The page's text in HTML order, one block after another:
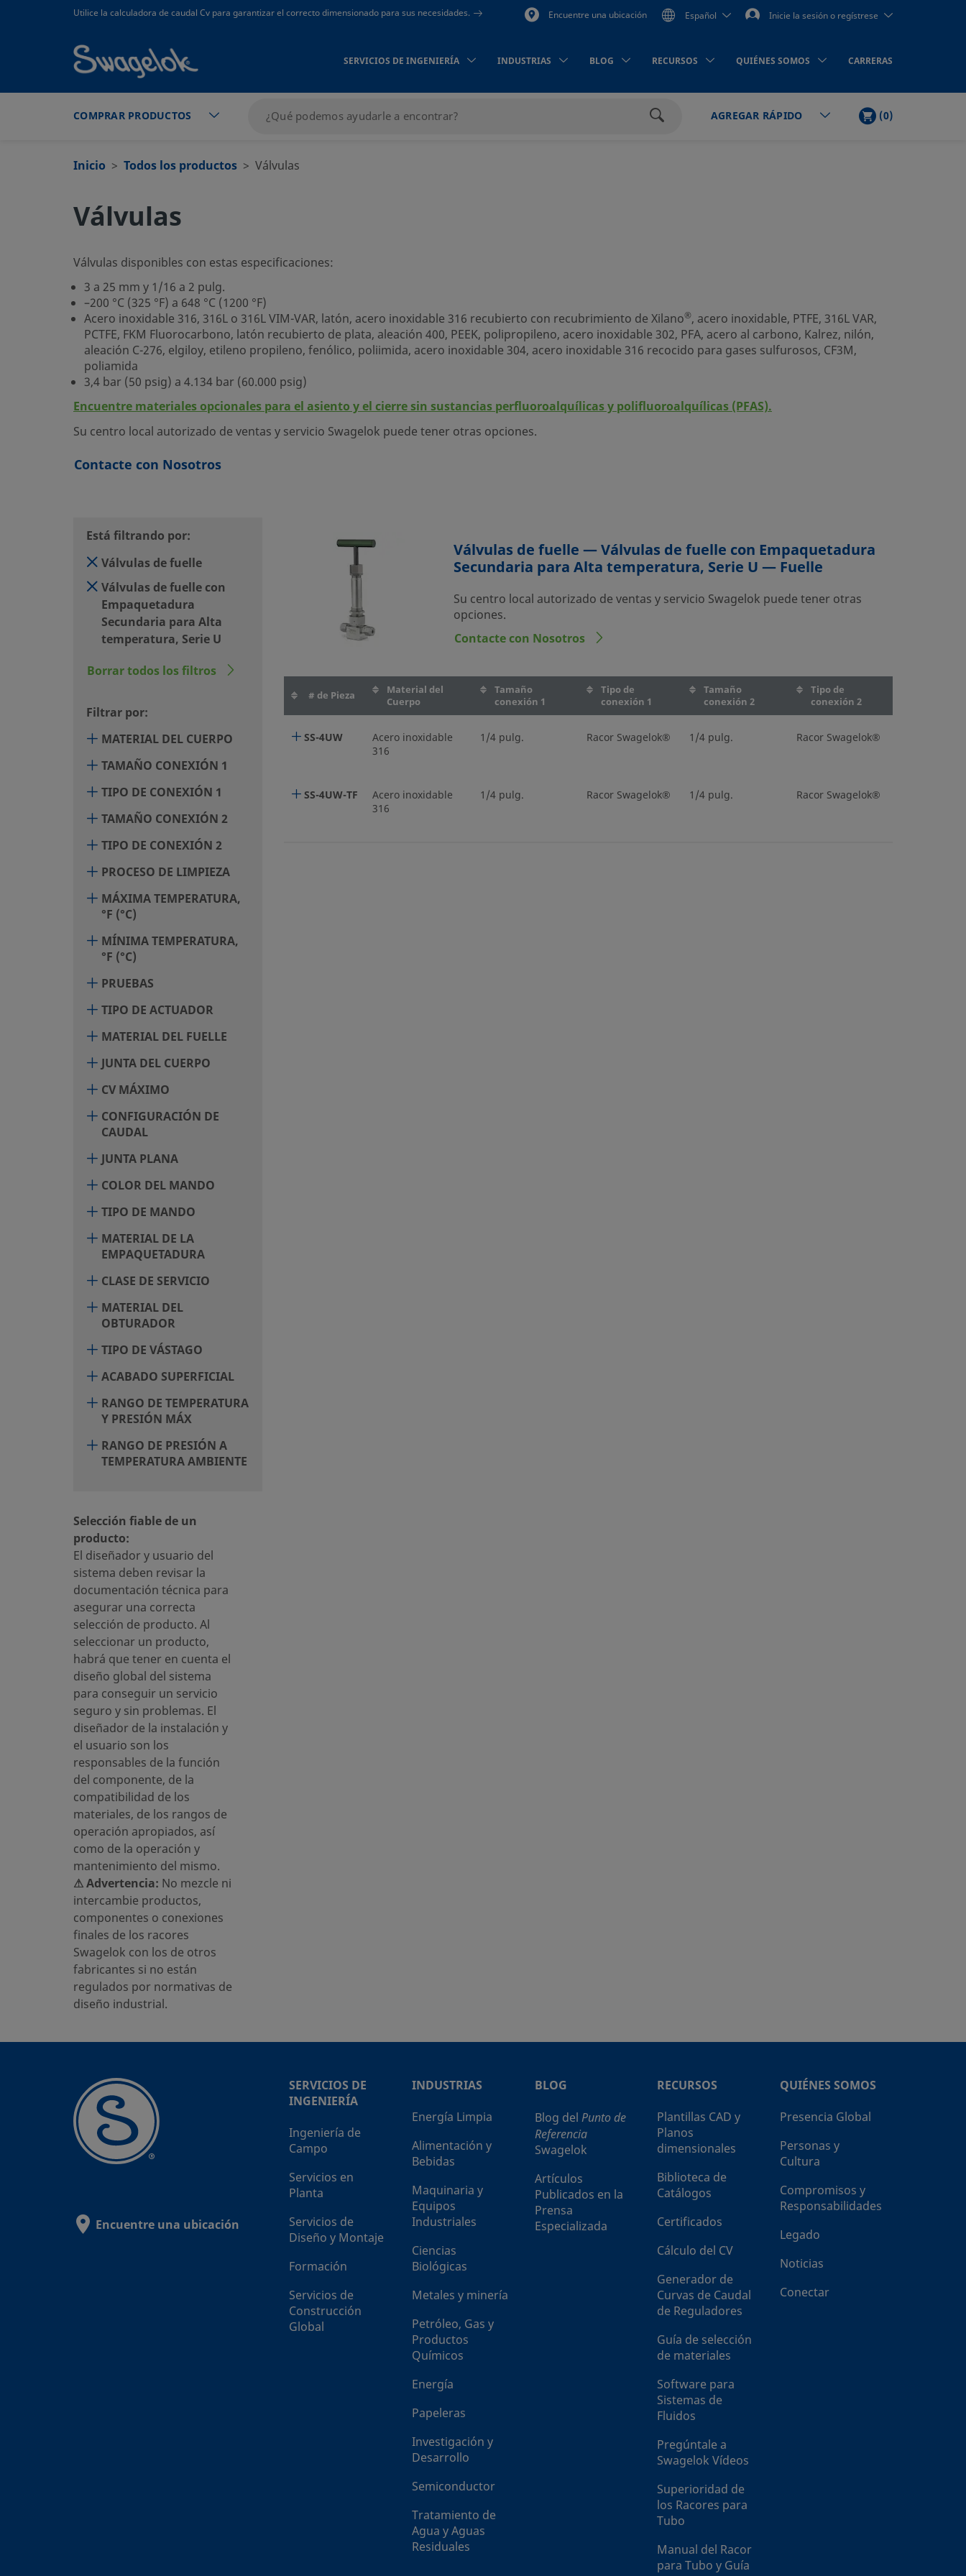
text.skipToContent
text.skipToNavigationUtilice la calculadora de caudal Cv para garantizar el correcto dimensionado para sus necesidades. Encuentre una ubicación Español Inicie la sesión o regístrese
SERVICIOS DE INGENIERÍA INDUSTRIAS BLOG RECURSOS QUIÉNES SOMOS CARRERAS
COMPRAR PRODUCTOS AGREGAR RÁPIDO
LISTA
DE
(0)PRODUCTOS
Inicio Todos los productos Válvulas
Válvulas
Válvulas disponibles con estas especificaciones:
3 a 25 mm y 1/16 a 2 pulg.
–200 °C (325 °F) a 648 °C (1200 °F)
Acero inoxidable 316, 316L o 316L VIM-VAR, latón, acero inoxidable 316 recubierto con recubrimiento de Xilano®, acero inoxidable, PTFE, 316L VAR,
PCTFE, FKM Fluorocarbono, latón recubierto de plata, aleación 400, PEEK, polipropileno, acero inoxidable 302, PFA, acero al carbono, Kalrez, nilón,
aleación C-276, elgiloy, etileno propileno, fenólico, poliimida, acero inoxidable 304, acero inoxidable 316 recocido para gases sulfurosos, CF3M,
poliamida
3,4 bar (50 psig) a 4.134 bar (60.000 psig)
Encuentre materiales opcionales para el asiento y el cierre sin sustancias perfluoroalquílicas y polifluoroalquílicas (PFAS).
Su centro local autorizado de ventas y servicio Swagelok puede tener otras opciones.
Contacte con Nosotros
Está filtrando por:
Válvulas de fuelle
Válvulas de fuelle con
Empaquetadura
Secundaria para Alta
temperatura, Serie U
Borrar todos los filtros
Filtrar por:
MATERIAL DEL CUERPO
TAMAÑO CONEXIÓN 1
TIPO DE CONEXIÓN 1
TAMAÑO CONEXIÓN 2
TIPO DE CONEXIÓN 2
PROCESO DE LIMPIEZA
MÁXIMA TEMPERATURA,
°F (°C)
MÍNIMA TEMPERATURA,
°F (°C)
PRUEBAS
TIPO DE ACTUADOR
MATERIAL DEL FUELLE
JUNTA DEL CUERPO
CV MÁXIMO
CONFIGURACIÓN DE
CAUDAL
JUNTA PLANA
COLOR DEL MANDO
TIPO DE MANDO
MATERIAL DE LA
EMPAQUETADURA
CLASE DE SERVICIO
MATERIAL DEL
OBTURADOR
TIPO DE VÁSTAGO
ACABADO SUPERFICIAL
RANGO DE TEMPERATURA
Y PRESIÓN MÁX
RANGO DE PRESIÓN A
TEMPERATURA AMBIENTE
Selección fiable de un
producto:
El diseñador y usuario del
sistema deben revisar la
documentación técnica para
asegurar una correcta
selección de producto. Al
seleccionar un producto,
habrá que tener en cuenta el
diseño global del sistema
para conseguir un servicio
seguro y sin problemas. El
diseñador de la instalación y
el usuario son los
responsables de la función
del componente, de la
compatibilidad de los
materiales, de los rangos de
operación apropiados, así
como de la operación y
mantenimiento del mismo.
⚠ Advertencia: No mezcle ni
intercambie productos,
componentes o conexiones
finales de los racores
Swagelok con los de otros
fabricantes si no están
regulados por normativas de
diseño industrial.
Válvulas de fuelle — Válvulas de fuelle con Empaquetadura
Secundaria para Alta temperatura, Serie U — Fuelle
Su centro local autorizado de ventas y servicio Swagelok puede tener otras
opciones.
Contacte con Nosotros
# de Pieza
Material del
Cuerpo
Tamaño
conexión 1
Tipo de
conexión 1
Tamaño
conexión 2
Tipo de
conexión 2
SS-4UW
Acero inoxidable
316
1/4 pulg. Racor Swagelok® 1/4 pulg. Racor Swagelok®
SS-4UW-TF
Acero inoxidable
316
1/4 pulg. Racor Swagelok® 1/4 pulg. Racor Swagelok®
Encuentre una ubicación
SERVICIOS DE
INGENIERÍA
Ingeniería de
Campo
Servicios en
Planta
Servicios de
Diseño y Montaje
Formación
Servicios de
Construcción
Global
INDUSTRIAS
Energía Limpia
Alimentación y
Bebidas
Maquinaria y
Equipos
Industriales
Ciencias
Biológicas
Metales y minería
Petróleo, Gas y
Productos
Químicos
Energía
Papeleras
Investigación y
Desarrollo
Semiconductor
Tratamiento de
Agua y Aguas
Residuales
BLOG
Blog del Punto de
Referencia
Swagelok
Artículos
Publicados en la
Prensa
Especializada
RECURSOS
Plantillas CAD y
Planos
dimensionales
Biblioteca de
Catálogos
Certificados
Cálculo del CV
Generador de
Curvas de Caudal
de Reguladores
Guía de selección
de materiales
Software para
Sistemas de
Fluidos
Pregúntale a
Swagelok Vídeos
Superioridad de
los Racores para
Tubo
Manual del Racor
para Tubo y Guía
QUIÉNES SOMOS
Presencia Global
Personas y
Cultura
Compromisos y
Responsabilidades
Legado
Noticias
Conectar